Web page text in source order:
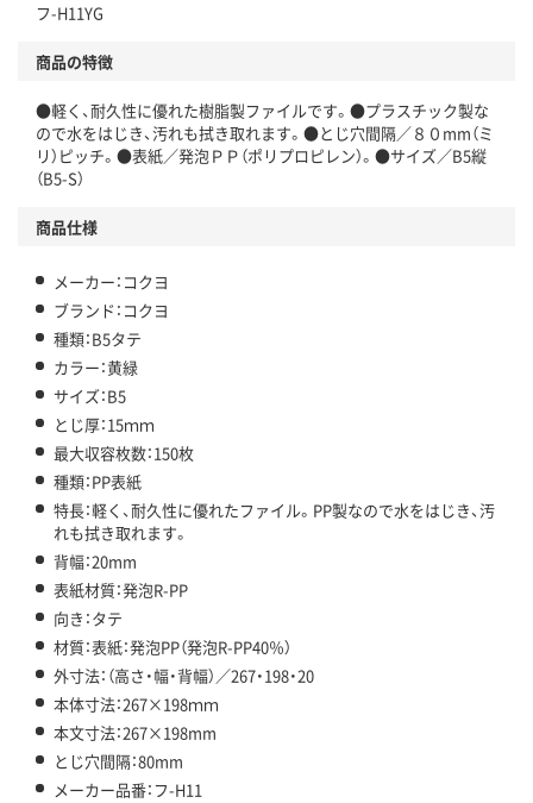
フ-H11YG
商品の特徴
●軽く、耐久性に優れた樹脂製ファイルです。●プラスチック製な
ので水をはじき、汚れも拭き取れます。●とじ穴間隔／８０mm（ミ
リ）ピッチ。●表紙／発泡ＰＰ（ポリプロピレン）。●サイズ／B5縦
（B5-S）
商品仕様
メーカー：コクヨ
ブランド：コクヨ
種類：B5タテ
カラー：黄緑
サイズ：B5
とじ厚：15ｍｍ
最大収容枚数：150枚
種類：PP表紙
特長：軽く、耐久性に優れたファイル。PP製なので水をはじき、汚
れも拭き取れます。
背幅：20mm
表紙材質：発泡R-PP
向き：タテ
材質：表紙：発泡PP（発泡R-PP40％）
外寸法：（高さ・幅・背幅）／267・198・20
本体寸法：267×198ｍｍ
本文寸法：267×198mm
とじ穴間隔：80mm
メーカー品番：フ-H11